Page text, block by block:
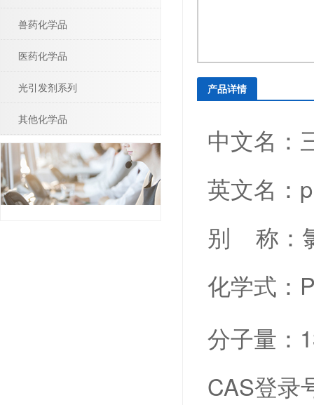
产品详情
中文名：
英文名：
别 称：
化学式：
分子量：
CAS登录
兽药化学品
医药化学品
光引发剂系列
其他化学品